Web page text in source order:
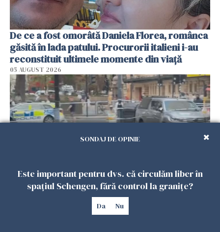
De ce a fost omorâtă Daniela Florea, românca
găsită în lada patului. Procurorii italieni i-au
reconstituit ultimele momente din viață
05 AUGUST 2026
Atac în centrul Londrei. Patru bărbați au fost
înjunghiați, iar o femeie a fost arestată
SONDAJ DE OPINIE
Este important pentru dvs. că circulăm liber în
spațiul Schengen, fără control la granițe?
Da Nu